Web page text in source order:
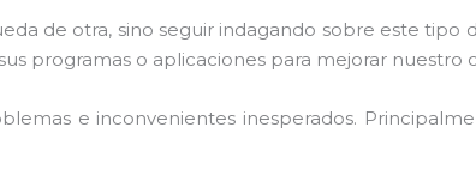
de otra, sino seguir indagando sobre este tipo
programas o aplicaciones para mejorar nuestro
e inconvenientes inesperados.